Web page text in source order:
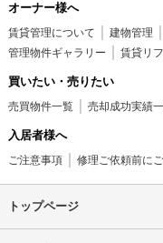
オーナー様へ
賃貸管理について 建物管理
管理物件ギャラリー
賃貸リ
買いたい・売りたい
売買物件一覧 売却成功実績
入居者様へ
ご注意事項 修理ご依頼前に
トップページ